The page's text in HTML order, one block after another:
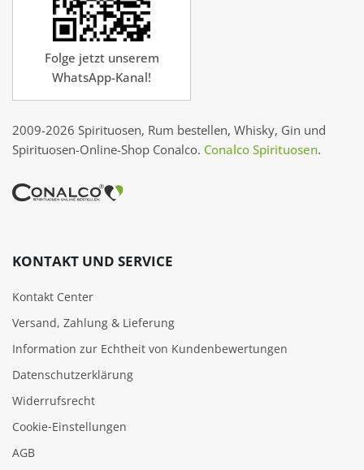
Folge jetzt unserem
WhatsApp-Kanal!
2009-2026 Spirituosen, Rum bestellen, Whisky, Gin und
Spirituosen-Online-Shop Conalco. Conalco Spirituosen.
KONTAKT UND SERVICE
Kontakt Center
Versand, Zahlung & Lieferung
Information zur Echtheit von Kundenbewertungen
Datenschutzerklärung
Widerrufsrecht
Cookie‑Einstellungen
AGB